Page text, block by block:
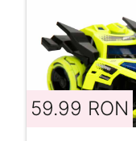
59.99 RON